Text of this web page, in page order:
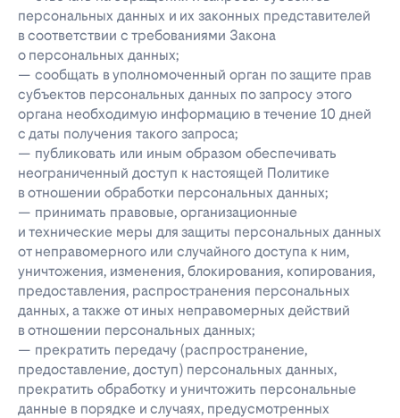
персональных данных и их законных представителей
в соответствии с требованиями Закона
о персональных данных;
— сообщать в уполномоченный орган по защите прав
субъектов персональных данных по запросу этого
органа необходимую информацию в течение 10 дней
с даты получения такого запроса;
— публиковать или иным образом обеспечивать
неограниченный доступ к настоящей Политике
в отношении обработки персональных данных;
— принимать правовые, организационные
и технические меры для защиты персональных данных
от неправомерного или случайного доступа к ним,
уничтожения, изменения, блокирования, копирования,
предоставления, распространения персональных
данных, а также от иных неправомерных действий
в отношении персональных данных;
— прекратить передачу (распространение,
предоставление, доступ) персональных данных,
прекратить обработку и уничтожить персональные
данные в порядке и случаях, предусмотренных